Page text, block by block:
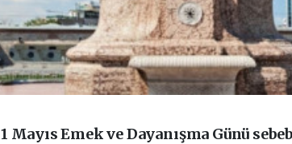
Mayıs Emek ve Dayanışma Günü